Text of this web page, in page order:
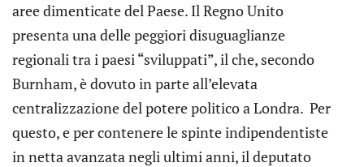
aree dimenticate del Paese. Il Regno Unito
presenta una delle peggiori disuguaglianze
regionali tra i paesi “sviluppati”, il che, secondo
Burnham, è dovuto in parte all’elevata
centralizzazione del potere politico a Londra. Per
questo, e per contenere le spinte indipendentiste
in netta avanzata negli ultimi anni, il deputato